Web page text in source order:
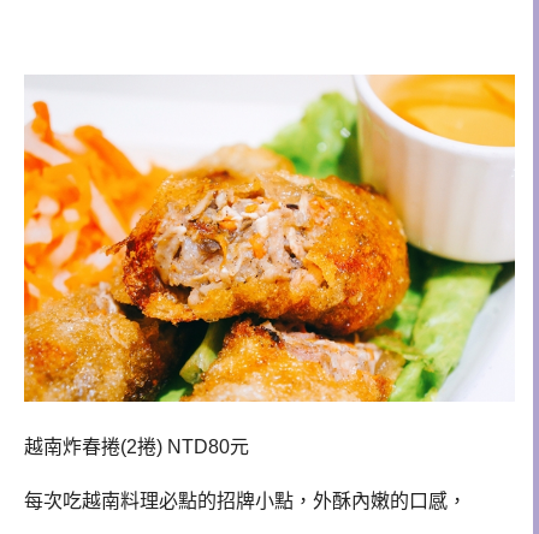
越南炸春捲(2捲) NTD80元
每次吃越南料理必點的招牌小點，外酥內嫩的口感，